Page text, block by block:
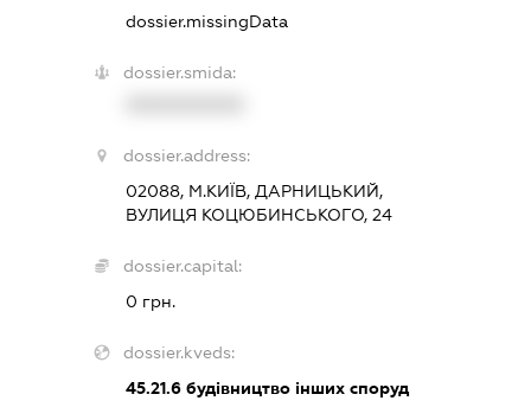
dossier.missingData
dossier.smida:
dossier.address:
02088, М.КИЇВ, ДАРНИЦЬКИЙ,
ВУЛИЦЯ КОЦЮБИНСЬКОГО, 24
dossier.capital:
0 грн.
dossier.kveds:
45.21.6 будівництво інших споруд